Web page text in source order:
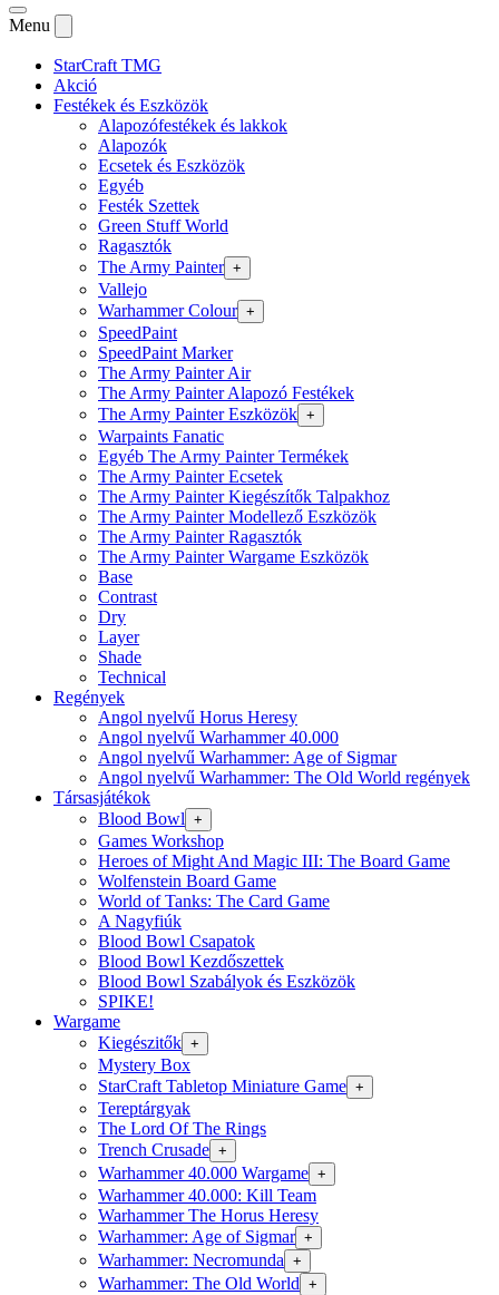
Menu
StarCraft TMG
Akció
Festékek és Eszközök
Alapozófestékek és lakkok
Alapozók
Ecsetek és Eszközök
Egyéb
Festék Szettek
Green Stuff World
Ragasztók
The Army Painter +
Vallejo
Warhammer Colour +
SpeedPaint
SpeedPaint Marker
The Army Painter Air
The Army Painter Alapozó Festékek
The Army Painter Eszközök +
Warpaints Fanatic
Egyéb The Army Painter Termékek
The Army Painter Ecsetek
The Army Painter Kiegészítők Talpakhoz
The Army Painter Modellező Eszközök
The Army Painter Ragasztók
The Army Painter Wargame Eszközök
Base
Contrast
Dry
Layer
Shade
Technical
Regények
Angol nyelvű Horus Heresy
Angol nyelvű Warhammer 40.000
Angol nyelvű Warhammer: Age of Sigmar
Angol nyelvű Warhammer: The Old World regények
Társasjátékok
Blood Bowl +
Games Workshop
Heroes of Might And Magic III: The Board Game
Wolfenstein Board Game
World of Tanks: The Card Game
A Nagyfiúk
Blood Bowl Csapatok
Blood Bowl Kezdőszettek
Blood Bowl Szabályok és Eszközök
SPIKE!
Wargame
Kiegészitők +
Mystery Box
StarCraft Tabletop Miniature Game +
Tereptárgyak
The Lord Of The Rings
Trench Crusade +
Warhammer 40.000 Wargame +
Warhammer 40.000: Kill Team
Warhammer The Horus Heresy
Warhammer: Age of Sigmar +
Warhammer: Necromunda +
Warhammer: The Old World +